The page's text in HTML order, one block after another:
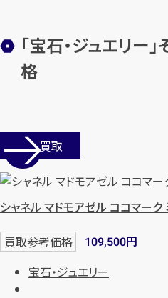
「宝石・ジュエリー
格
店舗買取
シャネル マドモアゼル ココマーク
買取参考価格 109,500円
宝石・ジュエリー